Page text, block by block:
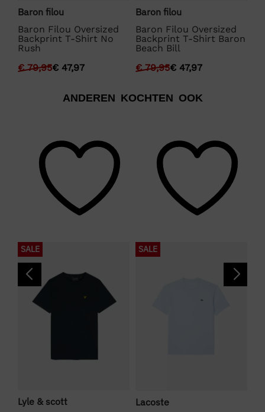
Baron filou
Baron Filou Oversized
Backprint T-Shirt No
Rush
€79,95€ 47,97
Baron filou
Baron Filou Oversized
Backprint T-Shirt Baron
Beach Bill
€79,95€ 47,97
ANDEREN KOCHTEN OOK
SALE
Lyle & scott
SALE
Lacoste